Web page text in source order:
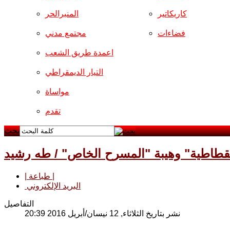
المنبرالحر
مجتمع مدني
كاريكاتير
فضاءات
اعمدة طريق الشعب
التيار الديمقراطي
مواساة
تقدم
بحث
وهيبة "المسرح الخاص" / طه رشيد
البريد الإلكتروني
التفاصيل
نشر بتاريخ الثلاثاء, 12 نيسان/أبريل 2016 20:39